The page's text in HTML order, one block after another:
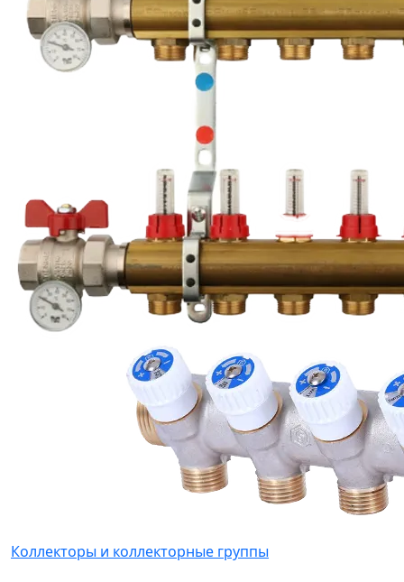
Коллекторы и коллекторные группы